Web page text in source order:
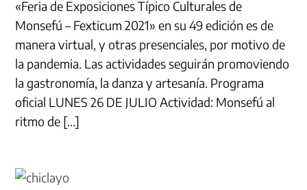
«Feria de Exposiciones Típico Culturales de
Monsefú – Fexticum 2021» en su 49 edición es de
manera virtual, y otras presenciales, por motivo de
la pandemia. Las actividades seguirán promoviendo
la gastronomía, la danza y artesanía. Programa
oficial LUNES 26 DE JULIO Actividad: Monsefú al
ritmo de […]